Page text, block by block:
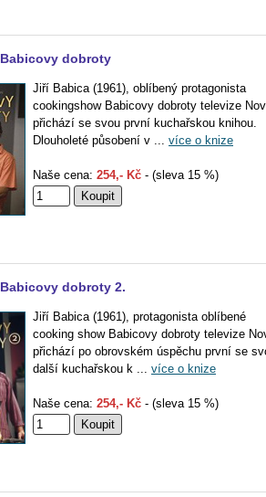
Babicovy dobroty
Jiří Babica (1961), oblíbený protagonista
cookingshow Babicovy dobroty televize
přichází se svou první kuchařskou knihou.
Dlouholeté působení v ... více o knize
Naše cena: 254,- Kč - (sleva 15 %)
Babicovy dobroty 2.
Jiří Babica (1961), protagonista oblíbené
cooking show Babicovy dobroty televize
přichází po obrovském úspěchu první se
další kuchařskou k ... více o knize
Naše cena: 254,- Kč - (sleva 15 %)